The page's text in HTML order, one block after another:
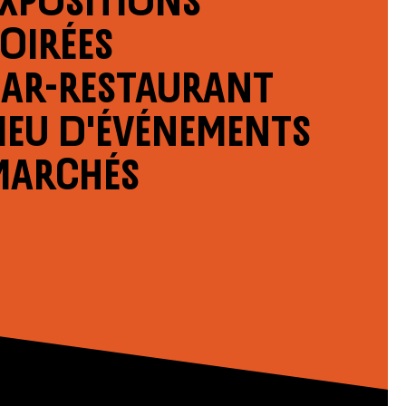
restaurant
d'événements